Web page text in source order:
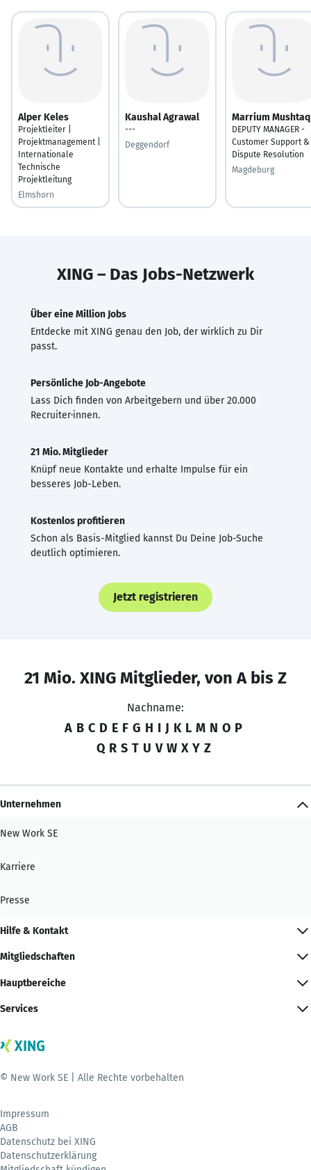
Alper Keles
Projektleiter |
Projektmanagement |
Internationale
Technische
Projektleitung
Elmshorn
Kaushal Agrawal
---
Deggendorf
Marrium Mushtaq
DEPUTY MANAGER -
Customer Support &
Dispute Resolution
Magdeburg
XING – Das Jobs-Netzwerk
Über eine Million Jobs
Entdecke mit XING genau den Job, der wirklich zu Dir
passt.
Persönliche Job-Angebote
Lass Dich finden von Arbeitgebern und über 20.000
Recruiter·innen.
21 Mio. Mitglieder
Knüpf neue Kontakte und erhalte Impulse für ein
besseres Job-Leben.
Kostenlos profitieren
Schon als Basis-Mitglied kannst Du Deine Job-Suche
deutlich optimieren.
Jetzt registrieren
21 Mio. XING Mitglieder, von A bis Z
Nachname:
A B C D E F G H I J K L M N O P
Q R S T U V W X Y Z
Unternehmen
New Work SE
Karriere
Presse
Hilfe & Kontakt
Mitgliedschaften
Hauptbereiche
Services
© New Work SE | Alle Rechte vorbehalten
Impressum
AGB
Datenschutz bei XING
Datenschutzerklärung